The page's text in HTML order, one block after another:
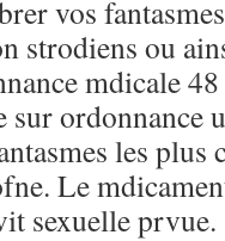
vos
strodiens ou
mdicale
ordonnance
les plus
Le
sexuelle prvue.